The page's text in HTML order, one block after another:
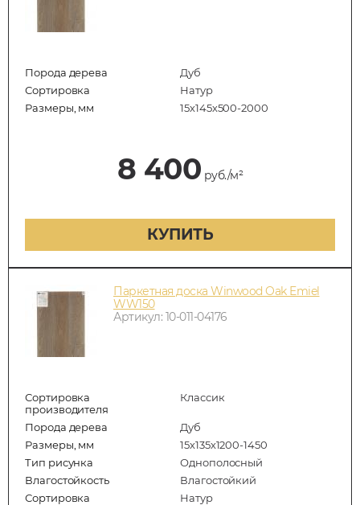
Порода дерева
Дуб
Сортировка
Натур
Размеры, мм
15х145х500-2000
8 400 руб./м²
КУПИТЬ
Паркетная доска Winwood Oak Emiel
WW150
Артикул: 10-011-04176
Сортировка
производителя
Классик
Порода дерева
Дуб
Размеры, мм
15х135х1200-1450
Тип рисунка
Однополосный
Влагостойкость
Влагостойкий
Сортировка
Натур